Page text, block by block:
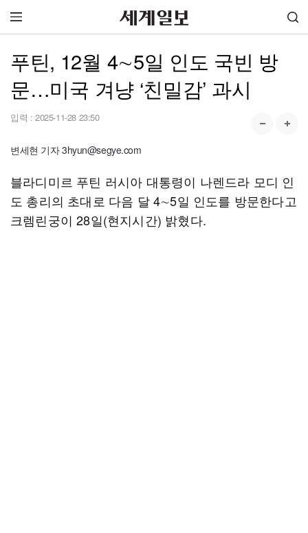
푸틴, 12월 4∼5일 인도 국빈 방
문…미국 겨냥 ‘친밀감’ 과시
입력 : 2025-11-28 23:50
변세현 기자 3hyun@segye.com
블라디미르 푸틴 러시아 대통령이 나렌드라 모디 인
도 총리의 초대로 다음 달 4∼5일 인도를 방문한다고
크렘린궁이 28일(현지시간) 밝혔다.